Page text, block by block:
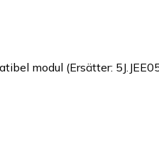
modul (Ersätter: